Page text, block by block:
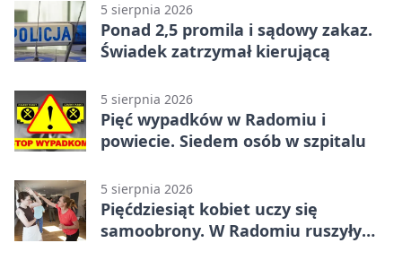
5 sierpnia 2026
Ponad 2,5 promila i sądowy zakaz.
Świadek zatrzymał kierującą
5 sierpnia 2026
Pięć wypadków w Radomiu i
powiecie. Siedem osób w szpitalu
5 sierpnia 2026
Pięćdziesiąt kobiet uczy się
samoobrony. W Radomiu ruszyły